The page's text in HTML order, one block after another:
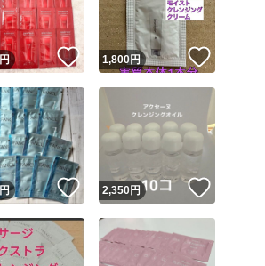
円 いいね！
1,800円
円 いいね！
2,350円